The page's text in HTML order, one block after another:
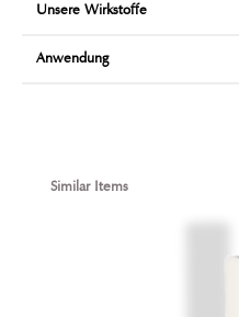
Unsere Wirkstoffe
Anwendung
Produktgalerie überspringen
Similar Items